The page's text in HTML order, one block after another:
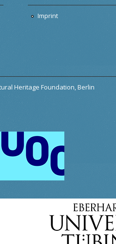
Imprint
Heritage Foundation, Berlin